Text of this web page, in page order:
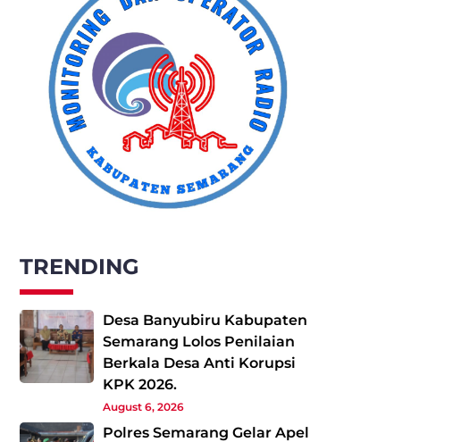
TRENDING
Desa Banyubiru Kabupaten
Semarang Lolos Penilaian
Berkala Desa Anti Korupsi
KPK 2026.
August 6, 2026
Polres Semarang Gelar Apel